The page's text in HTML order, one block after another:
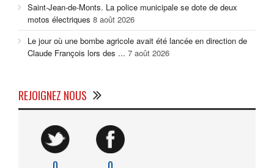
Saint-Jean-de-Monts. La police municipale se dote de deux
motos électriques 8 août 2026
Le jour où une bombe agricole avait été lancée en direction de
Claude François lors des ... 7 août 2026
REJOIGNEZ NOUS